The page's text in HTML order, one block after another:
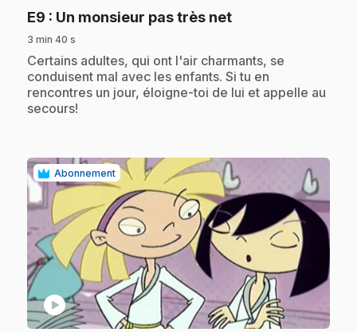
E9 : Un monsieur pas très net.
3 min 40 s
.Certains adultes, qui ont l'air charmants, se
conduisent mal avec les enfants. Si tu en
rencontres un jour, éloigne-toi de lui et appelle au
secours!
Abonnement
play_circle